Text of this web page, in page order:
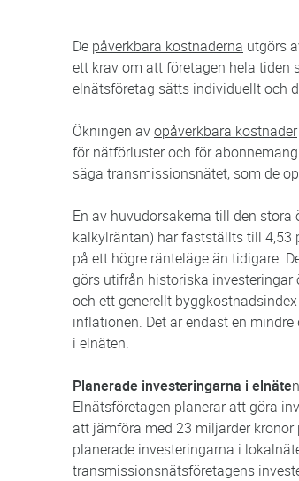
De påverkbara kostnaderna utgörs
ett krav om att företagen hela tiden
elnätsföretag sätts individuellt och
Ökningen avopåverkbara kostnader
för nätförluster och för
säga transmissionsnätet, som de
En av huvudorsakerna till den stora
kalkylräntan) har fastställts till 4,53
på ett högre ränteläge än tidigare.
görs utifrån historiska
och ett generellt
inflationen. Det är endast en
i elnäten.
Planerade investeringarna i elnäten
Elnätsföretagen planerar att göra
att jämföra med 23 miljarder
planerade investeringarna i
transmissionsnätsföretagens